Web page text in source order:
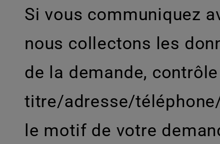
Si vous communiquez
nous collectons les
de la demande,
titre/adresse/
le motif de votre